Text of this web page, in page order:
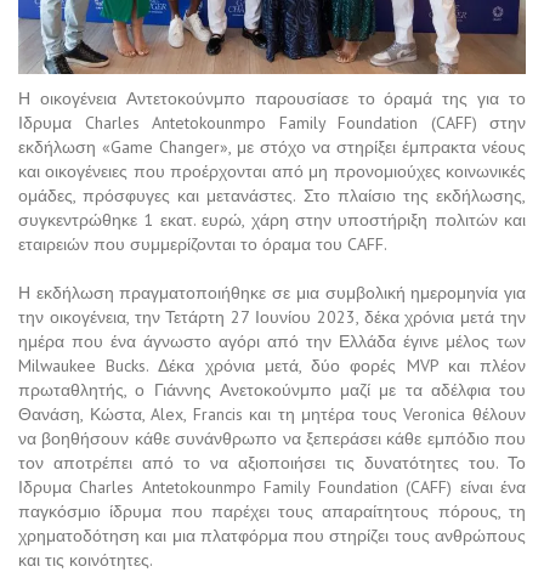
Η οικογένεια Αντετοκούνμπο παρουσίασε το όραμά της για το
Ιδρυμα Charles Antetokounmpo Family Foundation (CAFF) στην
εκδήλωση «Game Changer», με στόχο να στηρίξει έμπρακτα νέους
και οικογένειες που προέρχονται από μη προνομιούχες κοινωνικές
ομάδες, πρόσφυγες και μετανάστες. Στο πλαίσιο της εκδήλωσης,
συγκεντρώθηκε 1 εκατ. ευρώ, χάρη στην υποστήριξη πολιτών και
εταιρειών που συμμερίζονται το όραμα του CAFF.
Η εκδήλωση πραγματοποιήθηκε σε μια συμβολική ημερομηνία για
την οικογένεια, την Τετάρτη 27 Ιουνίου 2023, δέκα χρόνια μετά την
ημέρα που ένα άγνωστο αγόρι από την Ελλάδα έγινε μέλος των
Milwaukee Bucks. Δέκα χρόνια μετά, δύο φορές MVP και πλέον
πρωταθλητής, ο Γιάννης Ανετοκούνμπο μαζί με τα αδέλφια του
Θανάση, Κώστα, Alex, Francis και τη μητέρα τους Veronica θέλουν
να βοηθήσουν κάθε συνάνθρωπο να ξεπεράσει κάθε εμπόδιο που
τον αποτρέπει από το να αξιοποιήσει τις δυνατότητες του. Το
Ιδρυμα Charles Antetokounmpo Family Foundation (CAFF) είναι ένα
παγκόσμιο ίδρυμα που παρέχει τους απαραίτητους πόρους, τη
χρηματοδότηση και μια πλατφόρμα που στηρίζει τους ανθρώπους
και τις κοινότητες.